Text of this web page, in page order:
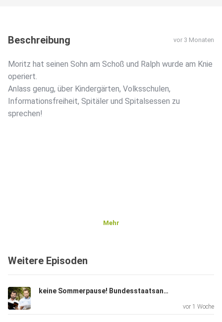
Beschreibung vor 3 Monaten
Moritz hat seinen Sohn am Schoß und Ralph wurde am Knie
operiert.
Anlass genug, über Kindergärten, Volksschulen,
Informationsfreiheit, Spitäler und Spitalsessen zu
sprechen!
Mehr
Weitere Episoden
keine Sommerpause! Bundesstaatsanwaltschaft und Wehrdienstreform
vor 1 Woche